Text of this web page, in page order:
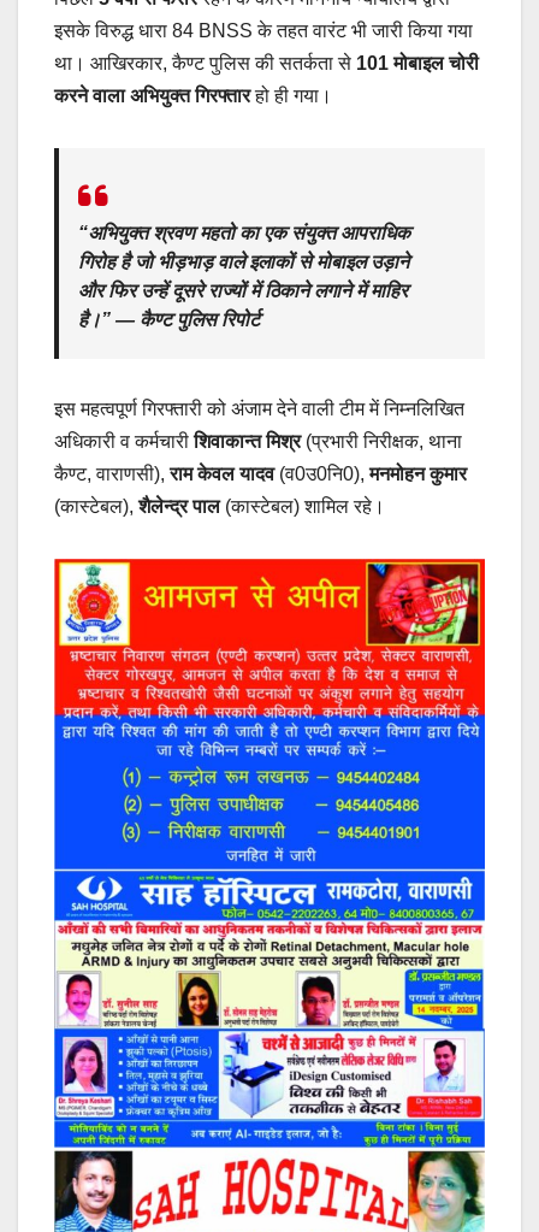
इसके विरुद्ध धारा 84 BNSS के तहत वारंट भी जारी किया गया
था। आखिरकार, कैण्ट पुलिस की सतर्कता से 101 मोबाइल चोरी
करने वाला अभियुक्त गिरफ्तारहो ही गया।
“अभियुक्त श्रवण महतो का एक संयुक्त आपराधिक
गिरोह है जो भीड़भाड़ वाले इलाकों से मोबाइल उड़ाने
और फिर उन्हें दूसरे राज्यों में ठिकाने लगाने में माहिर
है।” — कैण्ट पुलिस रिपोर्ट
इस महत्वपूर्ण गिरफ्तारी को अंजाम देने वाली टीम में निम्नलिखित
अधिकारी व कर्मचारीशिवाकान्त मिश्र(प्रभारी निरीक्षक, थाना
कैण्ट, वाराणसी),राम केवल यादव(व0उ0नि0),मनमोहन कुमार
(कास्टेबल),शैलेन्द्र पाल(कास्टेबल) शामिल रहे।